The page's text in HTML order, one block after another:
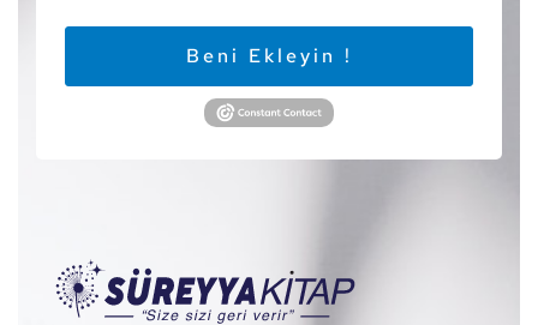
Beni Ekleyin !